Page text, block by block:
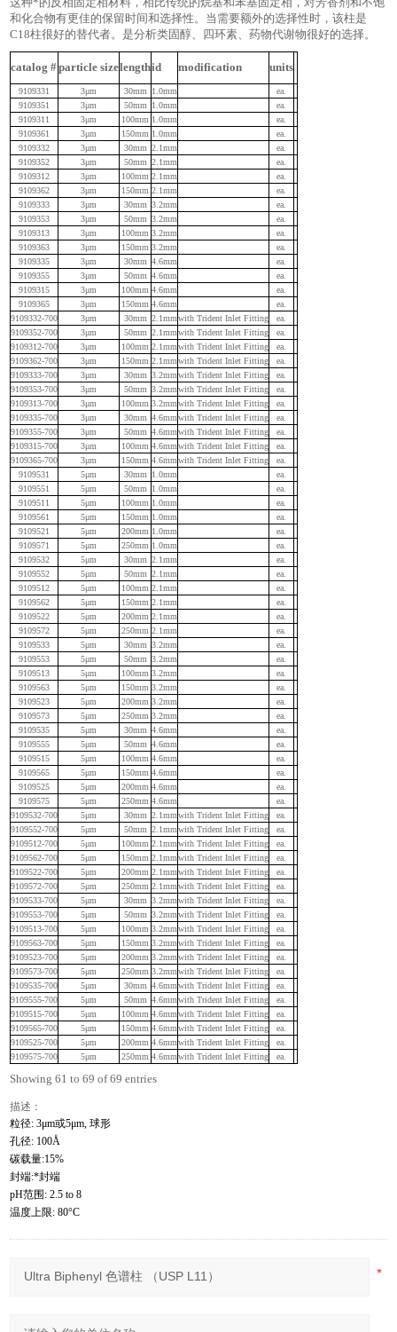
和化合物有更佳的保留时间和选择性。当需要额外的选择性时，该柱是
C18柱很好的替代者。是分析类固醇、四环素、药物代谢物很好的选择。
catalog #particle sizelengthid modification units
9109331 3μm 30mm 1.0mm
ea.
9109351
3μm 50mm 1.0mm
ea.
9109311
3μm 100mm 1.0mm
ea.
9109361
3μm 150mm 1.0mm
ea.
9109332
3μm 30mm 2.1mm
ea.
9109352
3μm 50mm 2.1mm
ea.
9109312
3μm 100mm 2.1mm
ea.
9109362
3μm 150mm 2.1mm
ea.
9109333
3μm 30mm 3.2mm
ea.
9109353
3μm 50mm 3.2mm
ea.
9109313
3μm 100mm 3.2mm
ea.
9109363
3μm 150mm 3.2mm
ea.
9109335
3μm 30mm 4.6mm
ea.
9109355
3μm 50mm 4.6mm
ea.
9109315
3μm 100mm 4.6mm
ea.
9109365
3μm 150mm 4.6mm
ea.
9109332-700
3μm 30mm 2.1mmwith Trident Inlet Fitting
ea.
9109352-700
3μm 50mm 2.1mmwith Trident Inlet Fitting
ea.
9109312-700
3μm 100mm 2.1mmwith Trident Inlet Fitting
ea.
9109362-700
3μm 150mm 2.1mmwith Trident Inlet Fitting
ea.
9109333-700
3μm 30mm 3.2mmwith Trident Inlet Fitting
ea.
9109353-700
3μm 50mm 3.2mmwith Trident Inlet Fitting
ea.
9109313-700
3μm 100mm 3.2mmwith Trident Inlet Fitting
ea.
9109335-700
3μm 30mm 4.6mmwith Trident Inlet Fitting
ea.
9109355-700
3μm 50mm 4.6mmwith Trident Inlet Fitting
ea.
9109315-700
3μm 100mm 4.6mmwith Trident Inlet Fitting
ea.
9109365-700
3μm 150mm 4.6mmwith Trident Inlet Fitting
ea.
9109531
5μm 30mm 1.0mm
ea.
9109551
5μm 50mm 1.0mm
ea.
9109511
5μm 100mm 1.0mm
ea.
9109561
5μm 150mm 1.0mm
ea.
9109521
5μm 200mm 1.0mm
ea.
9109571
5μm 250mm 1.0mm
ea.
9109532
5μm 30mm 2.1mm
ea.
9109552
5μm 50mm 2.1mm
ea.
9109512
5μm 100mm 2.1mm
ea.
9109562
5μm 150mm 2.1mm
ea.
9109522
5μm 200mm 2.1mm
ea.
9109572
5μm 250mm 2.1mm
ea.
9109533
5μm 30mm 3.2mm
ea.
9109553
5μm 50mm 3.2mm
ea.
9109513
5μm 100mm 3.2mm
ea.
9109563
5μm 150mm 3.2mm
ea.
9109523
5μm 200mm 3.2mm
ea.
9109573
5μm 250mm 3.2mm
ea.
9109535
5μm 30mm 4.6mm
ea.
9109555
5μm 50mm 4.6mm
ea.
9109515
5μm 100mm 4.6mm
ea.
9109565
5μm 150mm 4.6mm
ea.
9109525
5μm 200mm 4.6mm
ea.
9109575
5μm 250mm 4.6mm
ea.
9109532-700
5μm 30mm 2.1mmwith Trident Inlet Fitting
ea.
9109552-700
5μm 50mm 2.1mmwith Trident Inlet Fitting
ea.
9109512-700
5μm 100mm 2.1mmwith Trident Inlet Fitting
ea.
9109562-700
5μm 150mm 2.1mmwith Trident Inlet Fitting
ea.
9109522-700
5μm 200mm 2.1mmwith Trident Inlet Fitting
ea.
9109572-700
5μm 250mm 2.1mmwith Trident Inlet Fitting
ea.
9109533-700
5μm 30mm 3.2mmwith Trident Inlet Fitting
ea.
9109553-700
5μm 50mm 3.2mmwith Trident Inlet Fitting
ea.
9109513-700
5μm 100mm 3.2mmwith Trident Inlet Fitting
ea.
9109563-700
5μm 150mm 3.2mmwith Trident Inlet Fitting
ea.
9109523-700
5μm 200mm 3.2mmwith Trident Inlet Fitting
ea.
9109573-700
5μm 250mm 3.2mmwith Trident Inlet Fitting
ea.
9109535-700
5μm 30mm 4.6mmwith Trident Inlet Fitting
ea.
9109555-700
5μm 50mm 4.6mmwith Trident Inlet Fitting
ea.
9109515-700
5μm 100mm 4.6mmwith Trident Inlet Fitting
ea.
9109565-700
5μm 150mm 4.6mmwith Trident Inlet Fitting
ea.
9109525-700
5μm 200mm 4.6mmwith Trident Inlet Fitting
ea.
9109575-700
5μm 250mm 4.6mmwith Trident Inlet Fitting ea.
Showing 61 to 69 of 69 entries
描述：
粒径: 3μm或5μm,球形
孔径: 100Å
碳载量:15%
封端:*封端
pH范围 : 2.5 to 8
温度上限: 80°C